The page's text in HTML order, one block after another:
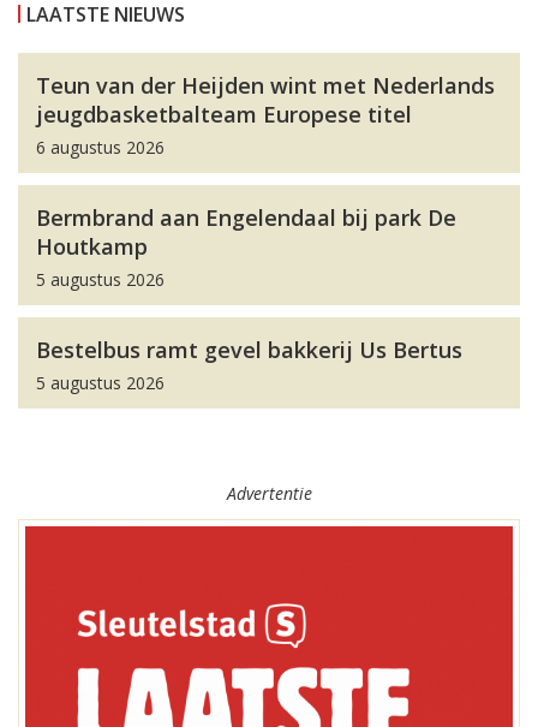
LAATSTE NIEUWS
Teun van der Heijden wint met Nederlands
jeugdbasketbalteam Europese titel
6 augustus 2026
Bermbrand aan Engelendaal bij park De
Houtkamp
5 augustus 2026
Bestelbus ramt gevel bakkerij Us Bertus
5 augustus 2026
Advertentie